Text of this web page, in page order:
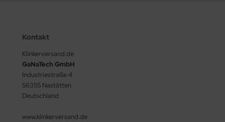
Kontakt
Klinkerversand.de
GaNaTech GmbH
Industriestraße 4
56355 Nastätten
Deutschland
www.klinkerversand.de